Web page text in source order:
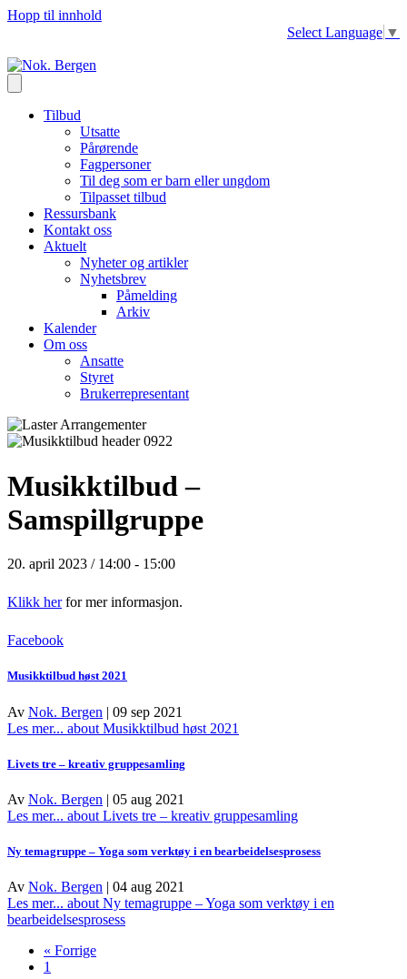
Hopp til innhold
Select Language ▼
Tilbud
Utsatte
Pårørende
Fagpersoner
Til deg som er barn eller ungdom
Tilpasset tilbud
Ressursbank
Kontakt oss
Aktuelt
Nyheter og artikler
Nyhetsbrev
Påmelding
Arkiv
Kalender
Om oss
Ansatte
Styret
Brukerrepresentant
Musikktilbud –
Samspillgruppe
20. april 2023 / 14:00 - 15:00
Klikk herfor mer informasjon.
Facebook
Musikktilbud høst 2021
Av Nok. Bergen | 09 sep 2021
Les mer... about Musikktilbud høst 2021
Livets tre – kreativ gruppesamling
Av Nok. Bergen | 05 aug 2021
Les mer... about Livets tre – kreativ gruppesamling
Ny temagruppe – Yoga som verktøy i en bearbeidelsesprosess
Av Nok. Bergen | 04 aug 2021
Les mer... about Ny temagruppe – Yoga som verktøy i en
bearbeidelsesprosess
« Forrige
1